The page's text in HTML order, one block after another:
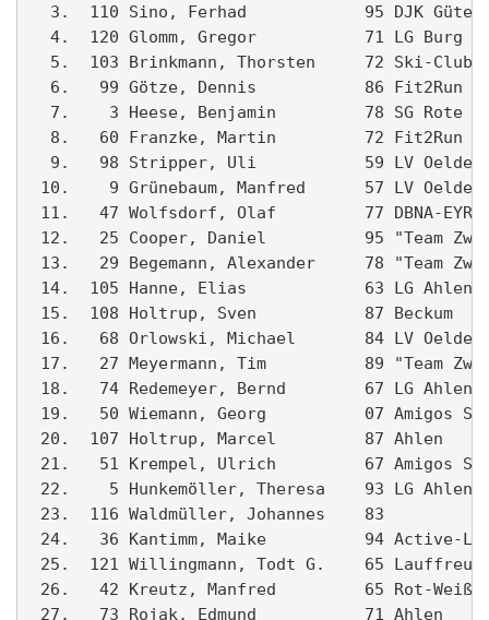
3.  110 Sino, Ferhad            95 DJK
4.  120 Glomm, Gregor           71 LG Burg
5.  103 Brinkmann, Thorsten     72 Ski-
6.   99 Götze, Dennis           86 Fit2Run
7.    3 Heese, Benjamin         78 SG Rote
8.   60 Franzke, Martin         72 Fit2Run
9.   98 Stripper, Uli           59 LV
10.    9 Grünebaum, Manfred      57 LV
11.   47 Wolfsdorf, Olaf         77 DBNA-
12.   25 Cooper, Daniel          95 "Team
13.   29 Begemann, Alexander     78 "Team
14.  105 Hanne, Elias            63 LG
15.  108 Holtrup, Sven           87
16.   68 Orlowski, Michael       84 LV
17.   27 Meyermann, Tim          89 "Team
18.   74 Redemeyer, Bernd        67 LG
19.   50 Wiemann, Georg          07 Amigos
20.  107 Holtrup, Marcel         87
21.   51 Krempel, Ulrich         67 Amigos
22.    5 Hunkemöller, Theresa    93 LG
23.  116 Waldmüller, Johannes    83
24.   36 Kantimm, Maike          94 Active-
25.  121 Willingmann, Todt G.    65
26.   42 Kreutz, Manfred         65 Rot-
27.   73 Rojak, Edmund           71